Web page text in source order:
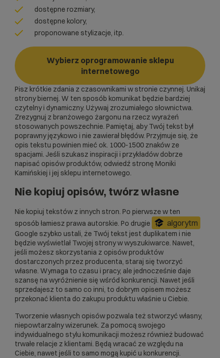
dostępne rozmiary,
dostępne kolory,
proponowane stylizacje, itp.
Wybierz oprogramowanie sklepu
internetowego
Pisz krótkie zdania z czasownikami w stronie czynnej. Unikaj
strony biernej. W ten sposób komunikat będzie bardziej
czytelny i dynamiczny. Używaj zrozumiałego słownictwa.
Zrezygnuj z branżowego żargonu na rzecz wyrażeń
stosowanych powszechnie. Pamiętaj, aby Twój tekst był
poprawny językowo i nie zawierał błędów. Przyjmuje się, że
opis tekstu powinien mieć ok. 1000-1500 znaków ze
spacjami. Jeśli szukasz inspiracji i przykładów dobrze
napisać opisów produktów, odwiedź stronę Moniki
Kamińskiej i jej sklepu internetowego.
Nie kopiuj opisów, twórz własne
Nie kopiuj tekstów z innych stron. Po pierwsze w ten
sposób łamiesz prawa autorskie. Po drugie
algorytm
Google szybko ustali, że Twój tekst jest duplikatem i nie
będzie wyświetlał Twojej strony w wyszukiwarce. Nawet,
jeśli możesz skorzystania z opisów produktów
dostarczonych przez producenta, staraj się tworzyć
własne. Wymaga to czasu i pracy, ale jednocześnie daje
szansę na wyróżnienie się wśród konkurencji. Nawet jeśli
sprzedajesz to samo co inni, to dobrym opisem możesz
przekonać klienta do zakupu produktu właśnie u Ciebie.
Tworzenie własnych opisów pozwala też stworzyć własny,
niepowtarzalny wizerunek. Za pomocą swojego
indywidualnego stylu komunikacji możesz również budować
trwałe relacje z klientami. Będą wracać ze względu na
Ciebie, nawet jeśli to samo mogą kupić u konkurencji.